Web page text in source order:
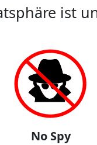
ist
No Spy